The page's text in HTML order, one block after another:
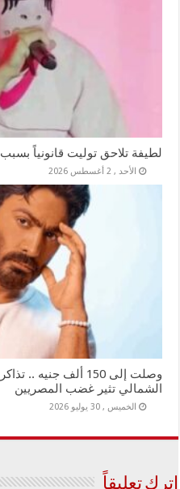
لطيفة تلاحق توليت قانونياً
الأحد , 2 أغسطس 2026
وصلت إلى 150 ألف
الشمالي تثير غضب المصريين
الخميس , 30 يوليو 2026
اترك تعليقاً